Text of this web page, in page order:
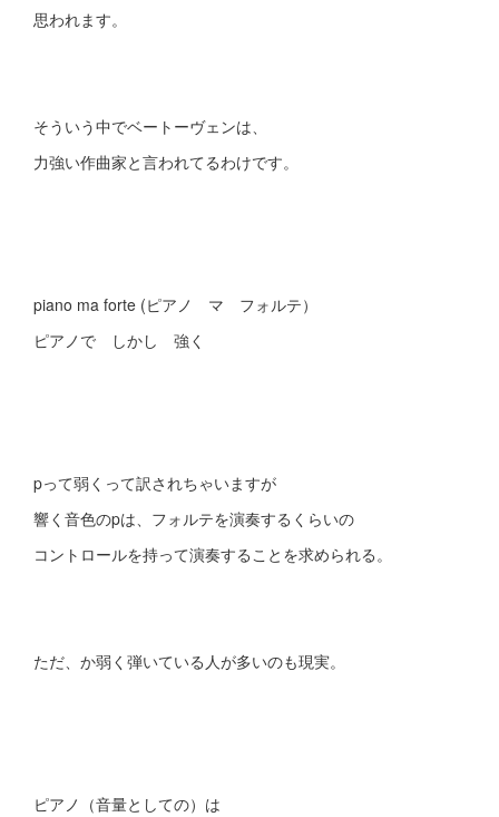
思われます。
そういう中でベートーヴェンは、
力強い作曲家と言われてるわけです。
piano ma forte (ピアノ マ フォルテ）
ピアノで しかし 強く
pって弱くって訳されちゃいますが
響く音色のpは、フォルテを演奏するくらいの
コントロールを持って演奏することを求められる。
ただ、か弱く弾いている人が多いのも現実。
ピアノ（音量としての）は